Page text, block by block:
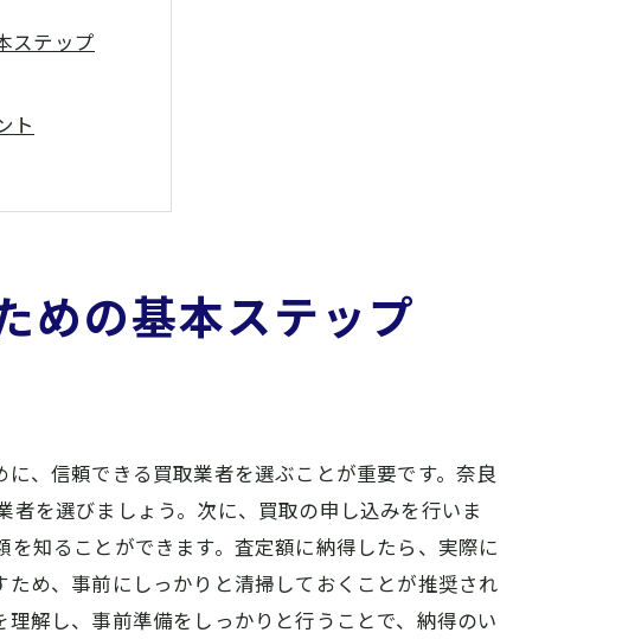
ステップ
ト
重要ポイント
を狙う方法
めの基本ステップ
、信頼できる買取業者を選ぶことが重要です。奈良
を選びましょう。次に、買取の申し込みを行いま
知ることができます。査定額に納得したら、実際に
め、事前にしっかりと清掃しておくことが推奨され
解し、事前準備をしっかりと行うことで、納得のい